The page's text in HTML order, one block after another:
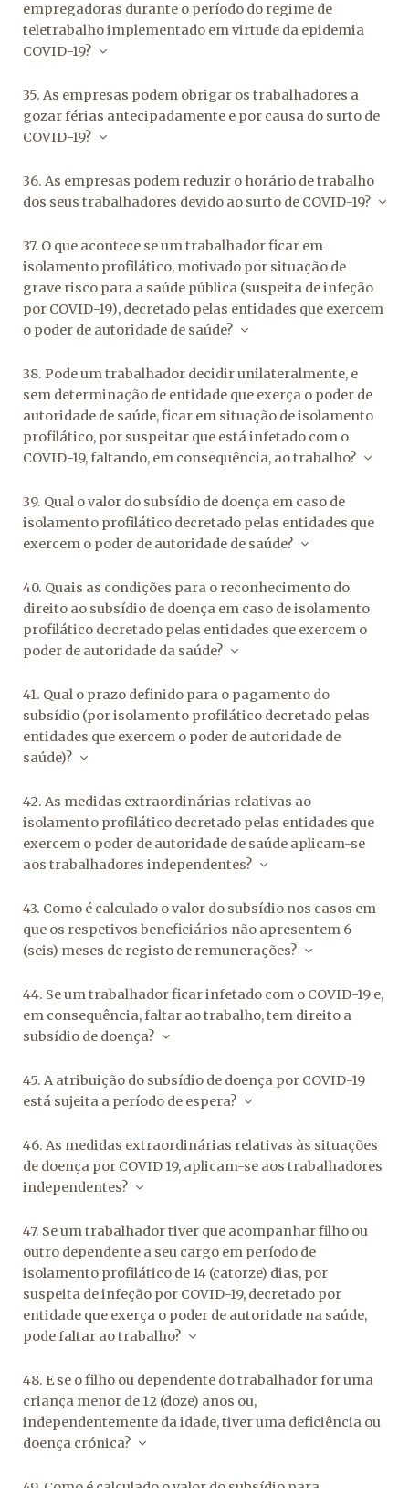
empregadoras durante o período do regime de
teletrabalho implementado em virtude da epidemia
COVID-19?
35. As empresas podem obrigar os trabalhadores a
gozar férias antecipadamente e por causa do surto de
COVID-19?
36. As empresas podem reduzir o horário de trabalho
dos seus trabalhadores devido ao surto de COVID-19?
37. O que acontece se um trabalhador ficar em
isolamento profilático, motivado por situação de
grave risco para a saúde pública (suspeita de infeção
por COVID-19), decretado pelas entidades que exercem
o poder de autoridade de saúde?
38. Pode um trabalhador decidir unilateralmente, e
sem determinação de entidade que exerça o poder de
autoridade de saúde, ficar em situação de isolamento
profilático, por suspeitar que está infetado com o
COVID-19, faltando, em consequência, ao trabalho?
39. Qual o valor do subsídio de doença em caso de
isolamento profilático decretado pelas entidades que
exercem o poder de autoridade de saúde?
40. Quais as condições para o reconhecimento do
direito ao subsídio de doença em caso de isolamento
profilático decretado pelas entidades que exercem o
poder de autoridade da saúde?
41. Qual o prazo definido para o pagamento do
subsídio (por isolamento profilático decretado pelas
entidades que exercem o poder de autoridade de
saúde)?
42. As medidas extraordinárias relativas ao
isolamento profilático decretado pelas entidades que
exercem o poder de autoridade de saúde aplicam-se
aos trabalhadores independentes?
43. Como é calculado o valor do subsídio nos casos em
que os respetivos beneficiários não apresentem 6
(seis) meses de registo de remunerações?
44. Se um trabalhador ficar infetado com o COVID-19 e,
em consequência, faltar ao trabalho, tem direito a
subsídio de doença?
45. A atribuição do subsídio de doença por COVID-19
está sujeita a período de espera?
46. As medidas extraordinárias relativas às situações
de doença por COVID 19, aplicam-se aos trabalhadores
independentes?
47. Se um trabalhador tiver que acompanhar filho ou
outro dependente a seu cargo em período de
isolamento profilático de 14 (catorze) dias, por
suspeita de infeção por COVID-19, decretado por
entidade que exerça o poder de autoridade na saúde,
pode faltar ao trabalho?
48. E se o filho ou dependente do trabalhador for uma
criança menor de 12 (doze) anos ou,
independentemente da idade, tiver uma deficiência ou
doença crónica?